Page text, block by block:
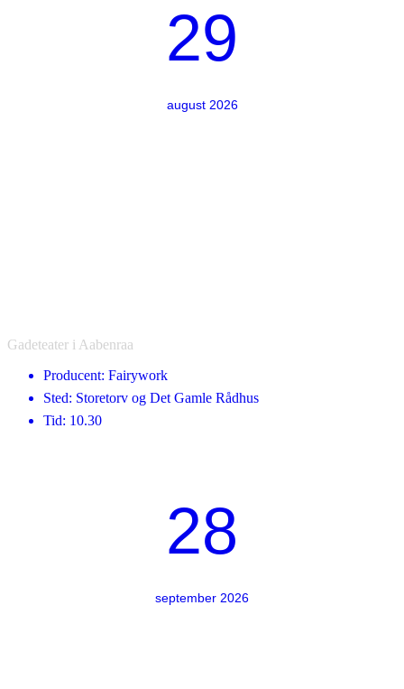
29
august 2026
Gadeteater i Aabenraa
Producent: Fairywork
Sted: Storetorv og Det Gamle Rådhus
Tid: 10.30
28
september 2026